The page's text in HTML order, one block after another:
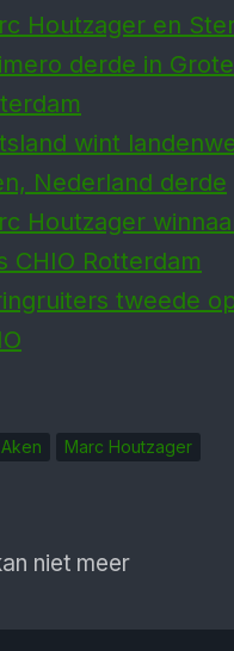
Houtzager en
derde in
wint
Nederland derde
Houtzager
CHIO Rotterdam
tweede
Marc Houtzager
niet meer